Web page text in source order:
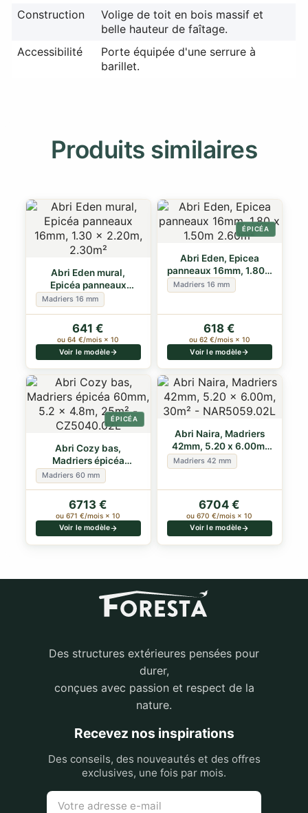
Construction
Volige de toit en bois massif et
belle hauteur de faîtage.
Accessibilité
Porte équipée d'une serrure à
barillet.
Produits similaires
Abri Eden mural,
Epicéa panneaux
16mm, 1.30 x 2.20m,…
Madriers 16 mm
641 €
ou 64 €/mois × 10
Voir le modèle
ÉPICÉA
Abri Eden, Epicea
panneaux 16mm, 1.80 x
1.50m 2.60m²
Madriers 16 mm
618 €
ou 62 €/mois × 10
Voir le modèle
ÉPICÉA
Abri Cozy bas,
Madriers épicéa
60mm, 5.2 x 4.8m,
25m²
Madriers 60 mm
6713 €
ou 671 €/mois × 10
Voir le modèle
Abri Naira, Madriers
42mm, 5.20 x 6.00m,
30m²
Madriers 42 mm
6704 €
ou 670 €/mois × 10
Voir le modèle
Des structures extérieures pensées pour
durer,
conçues avec passion et respect de la
nature.
Recevez nos inspirations
Des conseils, des nouveautés et des offres
exclusives, une fois par mois.